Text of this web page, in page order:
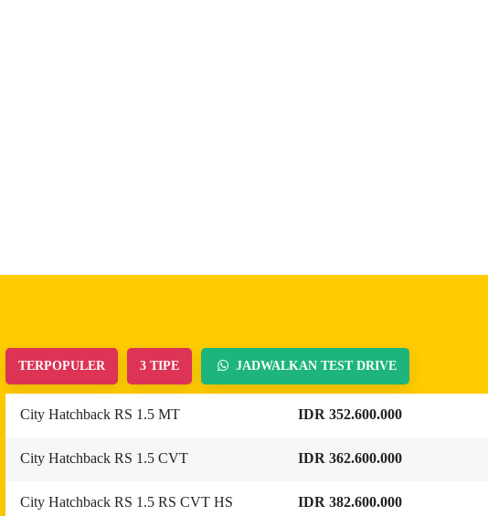
TERPOPULER 3 TIPE JADWALKAN TEST DRIVE
City Hatchback RS 1.5 MT IDR 352.600.000
City Hatchback RS 1.5 CVT IDR 362.600.000
City Hatchback RS 1.5 RS CVT HS IDR 382.600.000